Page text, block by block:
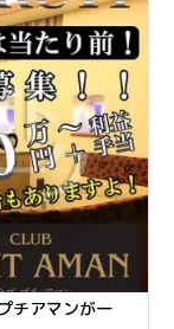
チアマンが一